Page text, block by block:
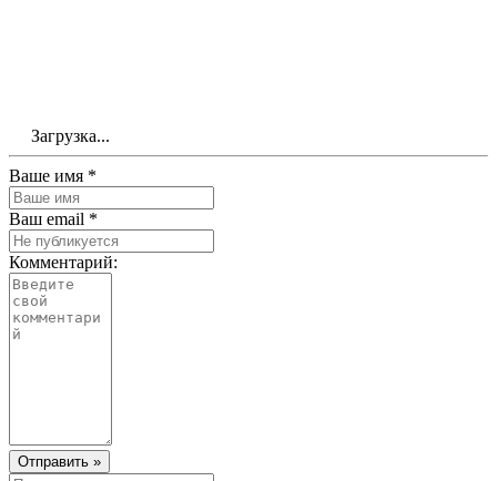
Загрузка...
Ваше имя *
Ваш email *
Комментарий:
Отправить »